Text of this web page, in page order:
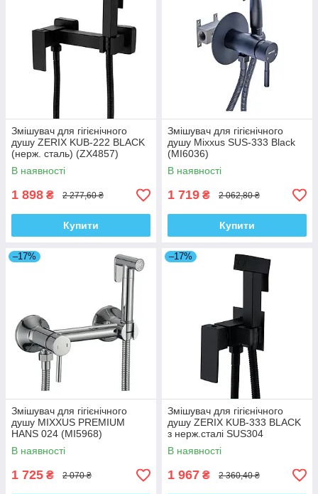
Змішувач для гігієнічного
душу ZERIX KUB-222 BLACK
(нерж. сталь) (ZX4857)
В наявності
1 898 ₴ 2 277,60 ₴
Купити
Змішувач для гігієнічного
душу Mixxus SUS-333 Black
(MI6036)
В наявності
1 719 ₴ 2 062,80 ₴
Купити
–17%
Змішувач для гігієнічного
душу MIXXUS PREMIUM
HANS 024 (MI5968)
В наявності
1 725 ₴ 2 070 ₴
–17%
Змішувач для гігієнічного
душу ZERIX KUB-333 BLACK
з нерж.сталі SUS304
(ZX4859)
В наявності
1 967 ₴ 2 360,40 ₴